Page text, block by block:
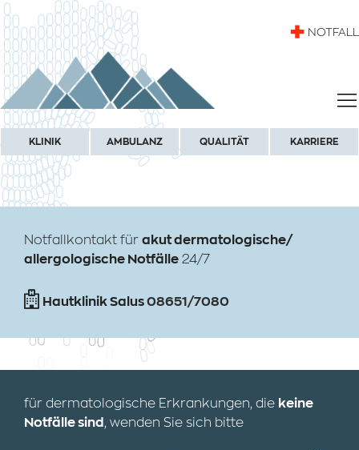
NOTFALL
KLINIK AMBULANZ QUALITÄT KARRIERE
Notfallkontakt für akut dermatologische/
allergologische Notfälle 24/7
Hautklinik Salus08651/7080
für dermatologische Erkrankungen, die keine
Notfälle sind, wenden Sie sich bitte